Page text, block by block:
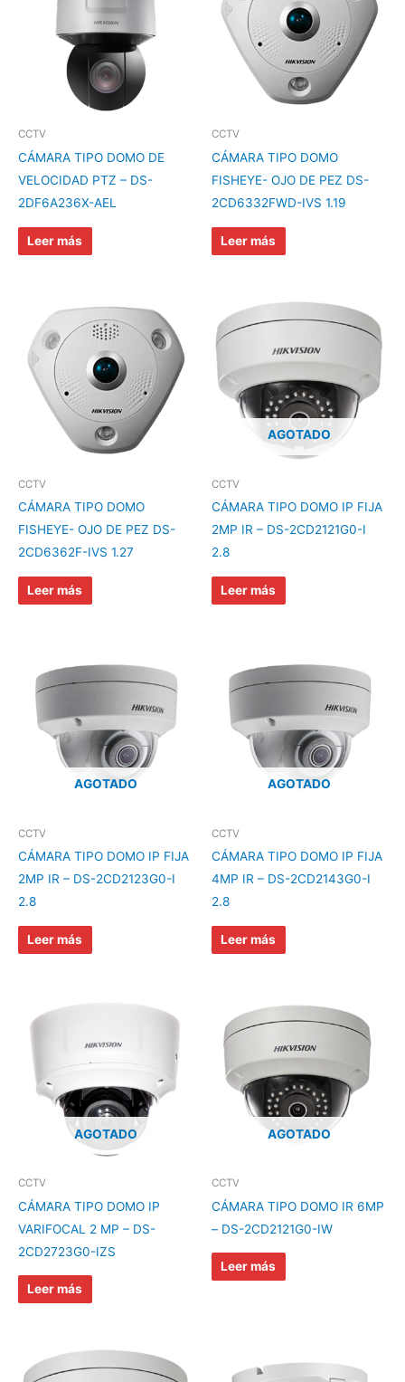
CCTV
CÁMARA TIPO DOMO DE
VELOCIDAD PTZ – DS-
2DF6A236X-AEL
Leer más
CCTV
CÁMARA TIPO DOMO
FISHEYE- OJO DE PEZ DS-
2CD6332FWD-IVS 1.19
Leer más
CCTV
CÁMARA TIPO DOMO
FISHEYE- OJO DE PEZ DS-
2CD6362F-IVS 1.27
Leer más
AGOTADO
CCTV
CÁMARA TIPO DOMO IP FIJA
2MP IR – DS-2CD2121G0-I
2.8
Leer más
AGOTADO
CCTV
CÁMARA TIPO DOMO IP FIJA
2MP IR – DS-2CD2123G0-I
2.8
Leer más
AGOTADO
CCTV
CÁMARA TIPO DOMO IP FIJA
4MP IR – DS-2CD2143G0-I
2.8
Leer más
AGOTADO
CCTV
CÁMARA TIPO DOMO IP
VARIFOCAL 2 MP – DS-
2CD2723G0-IZS
Leer más
AGOTADO
CCTV
CÁMARA TIPO DOMO IR 6MP
– DS-2CD2121G0-IW
Leer más